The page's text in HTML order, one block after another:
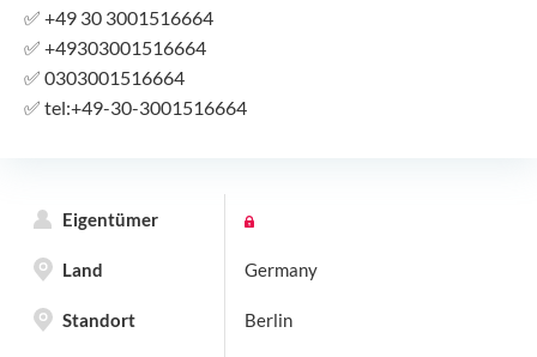
✅ +49 30 3001516664
✅ +49303001516664
✅ 0303001516664
✅ tel:+49-30-3001516664
Eigentümer
Land Germany
Standort Berlin